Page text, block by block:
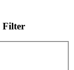
Filter